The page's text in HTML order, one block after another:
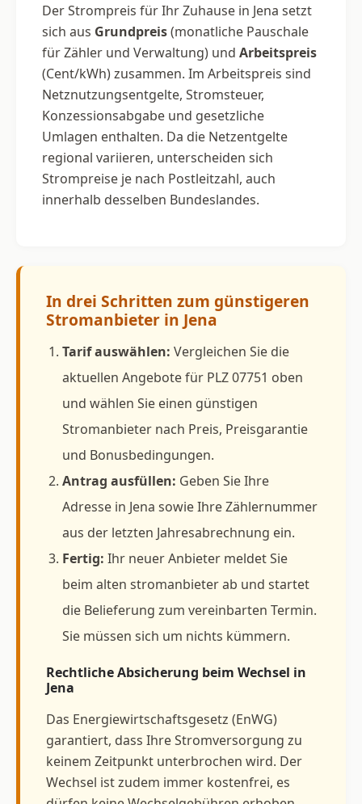
Der Strompreis für Ihr Zuhause in Jena setzt
sich aus Grundpreis(monatliche Pauschale
für Zähler und Verwaltung) und Arbeitspreis
(Cent/kWh) zusammen. Im Arbeitspreis sind
Netznutzungsentgelte, Stromsteuer,
Konzessionsabgabe und gesetzliche
Umlagen enthalten. Da die Netzentgelte
regional variieren, unterscheiden sich
Strompreise je nach Postleitzahl, auch
innerhalb desselben Bundeslandes.
In drei Schritten zum günstigeren
Stromanbieter in Jena
Tarif auswählen: Vergleichen Sie die
aktuellen Angebote für PLZ 07751 oben
und wählen Sie einen günstigen
Stromanbieter nach Preis, Preisgarantie
und Bonusbedingungen.
Antrag ausfüllen: Geben Sie Ihre
Adresse in Jena sowie Ihre Zählernummer
aus der letzten Jahresabrechnung ein.
Fertig: Ihr neuer Anbieter meldet Sie
beim alten stromanbieter ab und startet
die Belieferung zum vereinbarten Termin.
Sie müssen sich um nichts kümmern.
Rechtliche Absicherung beim Wechsel in
Jena
Das Energiewirtschaftsgesetz (EnWG)
garantiert, dass Ihre Stromversorgung zu
keinem Zeitpunkt unterbrochen wird. Der
Wechsel ist zudem immer kostenfrei, es